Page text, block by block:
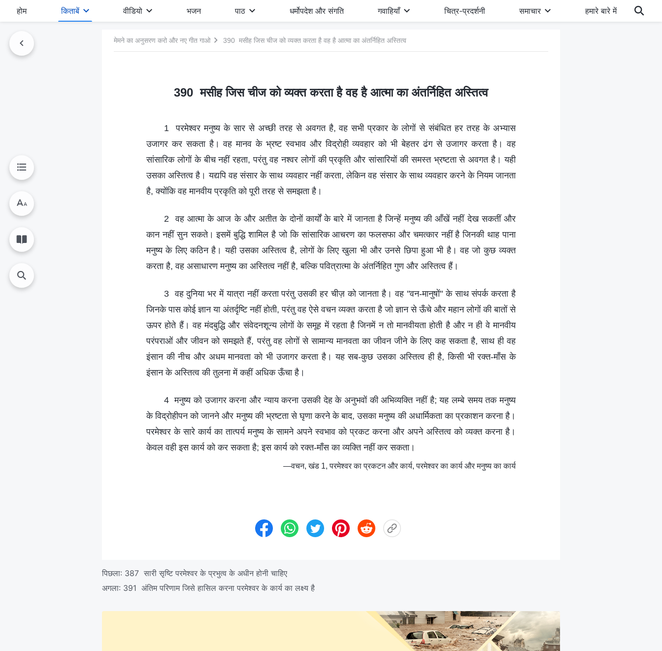
होम किताबें वीडियो भजन पाठ धर्मोपदेश और संगति गवाहियाँ चित्र-प्रदर्शनी समाचार हमारे बारे में
मेमने का अनुसरण करो और नए गीत गाओ 390 मसीह जिस चीज को व्यक्त करता है वह है आत्मा का अंतर्निहित अस्तित्व
390 मसीह जिस चीज को व्यक्त करता है वह है आत्मा का अंतर्निहित अस्तित्व
1 परमेश्वर मनुष्य के सार से अच्छी तरह से अवगत है, वह सभी प्रकार के लोगों से संबंधित हर तरह के अभ्यास
उजागर कर सकता है। वह मानव के भ्रष्ट स्वभाव और विद्रोही व्यवहार को भी बेहतर ढंग से उजागर करता है। वह
सांसारिक लोगों के बीच नहीं रहता, परंतु वह नश्वर लोगों की प्रकृति और सांसारियों की समस्त भ्रष्टता से अवगत है। यही
उसका अस्तित्व है। यद्यपि वह संसार के साथ व्यवहार नहीं करता, लेकिन वह संसार के साथ व्यवहार करने के नियम जानता
है, क्योंकि वह मानवीय प्रकृति को पूरी तरह से समझता है।
2 वह आत्मा के आज के और अतीत के दोनों कार्यों के बारे में जानता है जिन्हें मनुष्य की आँखें नहीं देख सकतीं और
कान नहीं सुन सकते। इसमें बुद्धि शामिल है जो कि सांसारिक आचरण का फलसफा और चमत्कार नहीं है जिनकी थाह पाना
मनुष्य के लिए कठिन है। यही उसका अस्तित्व है, लोगों के लिए खुला भी और उनसे छिपा हुआ भी है। वह जो कुछ व्यक्त
करता है, वह असाधारण मनुष्य का अस्तित्व नहीं है, बल्कि पवित्रात्मा के अंतर्निहित गुण और अस्तित्व हैं।
3 वह दुनिया भर में यात्रा नहीं करता परंतु उसकी हर चीज़ को जानता है। वह "वन-मानुषों" के साथ संपर्क करता है
जिनके पास कोई ज्ञान या अंतर्दृष्टि नहीं होती, परंतु वह ऐसे वचन व्यक्त करता है जो ज्ञान से ऊँचे और महान लोगों की बातों से
ऊपर होते हैं। वह मंदबुद्धि और संवेदनशून्य लोगों के समूह में रहता है जिनमें न तो मानवीयता होती है और न ही वे मानवीय
परंपराओं और जीवन को समझते हैं, परंतु वह लोगों से सामान्य मानवता का जीवन जीने के लिए कह सकता है, साथ ही वह
इंसान की नीच और अधम मानवता को भी उजागर करता है। यह सब-कुछ उसका अस्तित्व ही है, किसी भी रक्त-माँस के
इंसान के अस्तित्व की तुलना में कहीं अधिक ऊँचा है।
4 मनुष्य को उजागर करना और न्याय करना उसकी देह के अनुभवों की अभिव्यक्ति नहीं है; यह लम्बे समय तक मनुष्य
के विद्रोहीपन को जानने और मनुष्य की भ्रष्टता से घृणा करने के बाद, उसका मनुष्य की अधार्मिकता का प्रकाशन करना है।
परमेश्वर के सारे कार्य का तात्पर्य मनुष्य के सामने अपने स्वभाव को प्रकट करना और अपने अस्तित्व को व्यक्त करना है।
केवल वही इस कार्य को कर सकता है; इस कार्य को रक्त-माँस का व्यक्ति नहीं कर सकता।
—वचन, खंड 1, परमेश्वर का प्रकटन और कार्य, परमेश्वर का कार्य और मनुष्य का कार्य
पिछला: 387 सारी सृष्टि परमेश्वर के प्रभुत्व के अधीन होनी चाहिए
अगला: 391 अंतिम परिणाम जिसे हासिल करना परमेश्वर के कार्य का लक्ष्य है